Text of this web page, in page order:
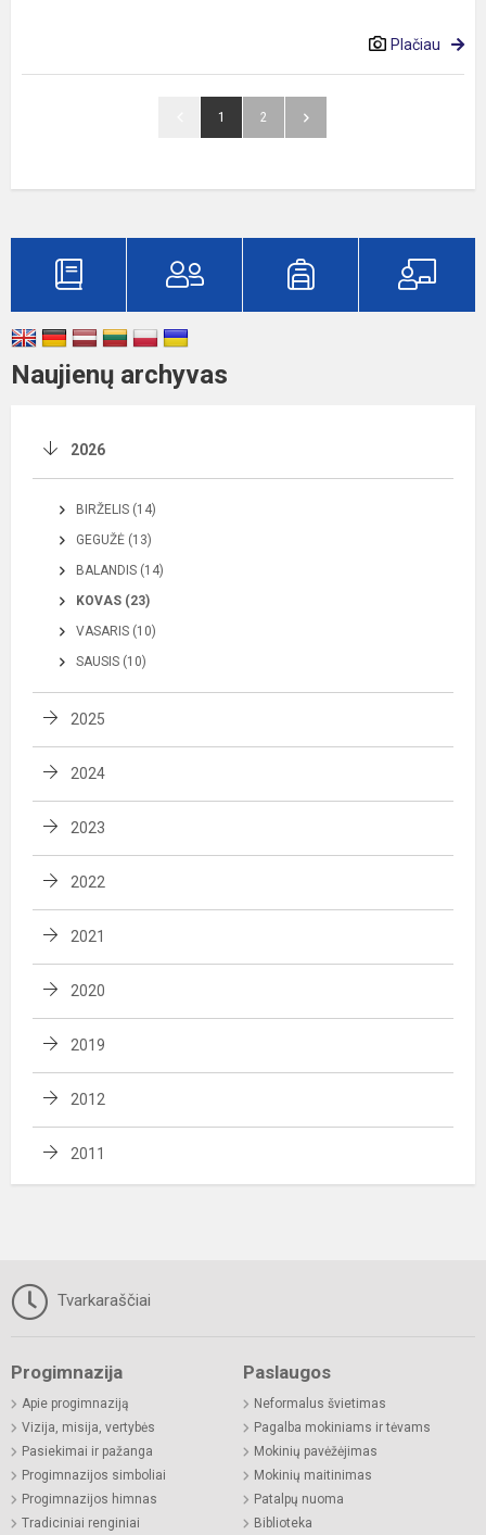
Plačiau
1 2
Naujienų archyvas
2026
BIRŽELIS (14)
GEGUŽĖ (13)
BALANDIS (14)
KOVAS (23)
VASARIS (10)
SAUSIS (10)
2025
2024
2023
2022
2021
2020
2019
2012
2011
Tvarkaraščiai
Progimnazija
Apie progimnaziją
Vizija, misija, vertybės
Pasiekimai ir pažanga
Progimnazijos simboliai
Progimnazijos himnas
Tradiciniai renginiai
Paslaugos
Neformalus švietimas
Pagalba mokiniams ir tėvams
Mokinių pavėžėjimas
Mokinių maitinimas
Patalpų nuoma
Biblioteka